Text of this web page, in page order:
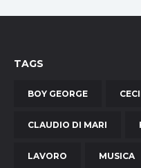
TAGS
BOY GEORGE
CLAUDIO DI MARI
LAVORO MUSICA